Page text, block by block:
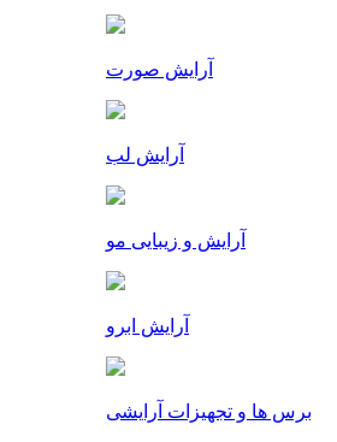
آرایش صورت
آرایش لب
آرایش و زیبایی مو
آرایش ابرو
برس ها و تجهیزات آرایشی